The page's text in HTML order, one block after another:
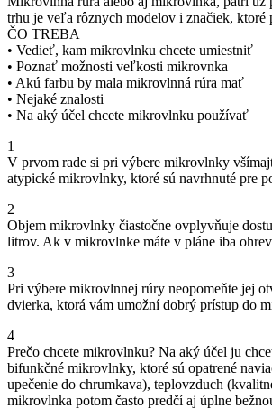
trhu je veľa rôznych modelov i značiek,
ČO TREBA
• Vedieť, kam mikrovlnku chcete umiestniť
• Poznať možnosti veľkosti mikrovnka
• Akú farbu by mala mikrovlnná rúra mať
• Nejaké znalosti
• Na aký účel chcete mikrovlnku používať
1
V prvom rade si pri výbere mikrovlnky
atypické mikrovlnky, ktoré sú navrhnuté pre
2
Objem mikrovlnky čiastočne ovplyvňuje
litrov. Ak v mikrovlnke máte v pláne iba
3
Pri výbere mikrovlnnej rúry neopomeňte jej
dvierka, ktorá vám umožní dobrý prístup do
4
Prečo chcete mikrovlnku? Na aký účel ju
bifunkčné mikrovlnky, ktoré sú opatrené
upečenie do chrumkava), teplovzduch
mikrovlnka potom často predčí aj úplne